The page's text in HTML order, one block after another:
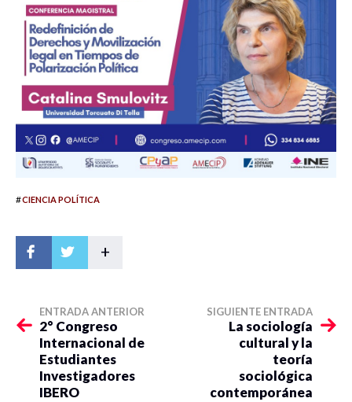
#CIENCIA POLÍTICA
+
ENTRADA ANTERIOR
2° Congreso
Internacional de
Estudiantes
Investigadores
IBERO
SIGUIENTE ENTRADA
La sociología
cultural y la
teoría
sociológica
contemporánea